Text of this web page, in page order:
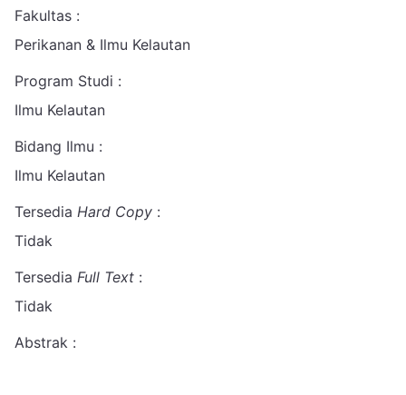
Fakultas :
Perikanan & Ilmu Kelautan
Program Studi :
Ilmu Kelautan
Bidang Ilmu :
Ilmu Kelautan
Tersedia Hard Copy :
Tidak
Tersedia Full Text :
Tidak
Abstrak :